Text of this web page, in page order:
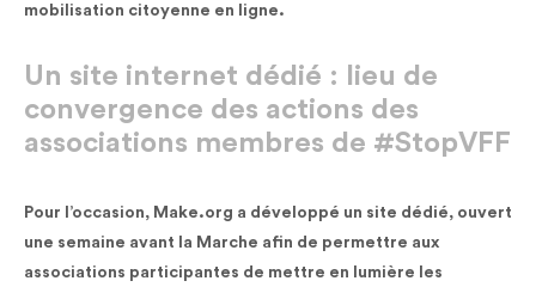
mobilisation citoyenne en ligne.
Un site internet dédié : lieu de
convergence des actions des
associations membres de #StopVFF
Pour l’occasion, Make.org a développé un site dédié, ouvert
une semaine avant la Marche afin de permettre aux
associations participantes de mettre en lumière les